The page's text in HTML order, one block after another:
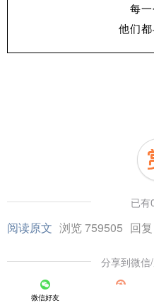
每
他们
已有
阅读原文 浏览 759505 回
分享到微信
微信好友